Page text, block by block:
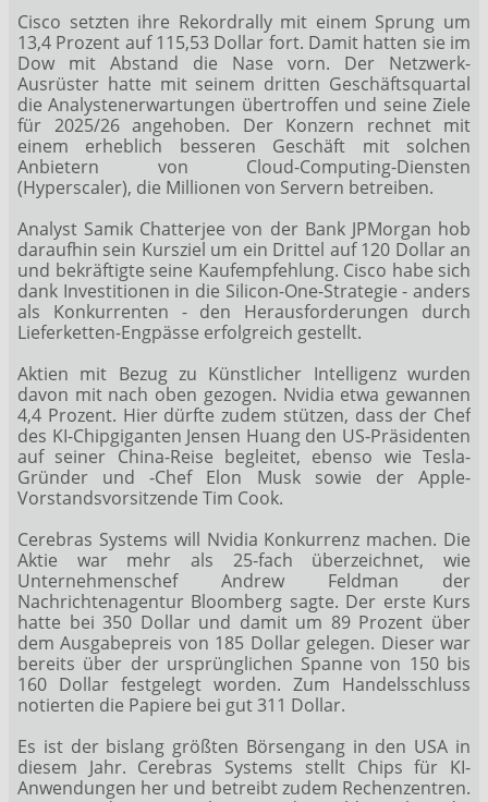
Cisco setzten ihre Rekordrally mit einem Sprung um
13,4 Prozent auf 115,53 Dollar fort. Damit hatten sie im
Dow mit Abstand die Nase vorn. Der Netzwerk-
Ausrüster hatte mit seinem dritten Geschäftsquartal
die Analystenerwartungen übertroffen und seine Ziele
für 2025/26 angehoben. Der Konzern rechnet mit
einem erheblich besseren Geschäft mit solchen
Anbietern von Cloud-Computing-Diensten
(Hyperscaler), die Millionen von Servern betreiben.
Analyst Samik Chatterjee von der Bank JPMorgan hob
daraufhin sein Kursziel um ein Drittel auf 120 Dollar an
und bekräftigte seine Kaufempfehlung. Cisco habe sich
dank Investitionen in die Silicon-One-Strategie - anders
als Konkurrenten - den Herausforderungen durch
Lieferketten-Engpässe erfolgreich gestellt.
Aktien mit Bezug zu Künstlicher Intelligenz wurden
davon mit nach oben gezogen. Nvidia etwa gewannen
4,4 Prozent. Hier dürfte zudem stützen, dass der Chef
des KI-Chipgiganten Jensen Huang den US-Präsidenten
auf seiner China-Reise begleitet, ebenso wie Tesla-
Gründer und -Chef Elon Musk sowie der Apple-
Vorstandsvorsitzende Tim Cook.
Cerebras Systems will Nvidia Konkurrenz machen. Die
Aktie war mehr als 25-fach überzeichnet, wie
Unternehmenschef Andrew Feldman der
Nachrichtenagentur Bloomberg sagte. Der erste Kurs
hatte bei 350 Dollar und damit um 89 Prozent über
dem Ausgabepreis von 185 Dollar gelegen. Dieser war
bereits über der ursprünglichen Spanne von 150 bis
160 Dollar festgelegt worden. Zum Handelsschluss
notierten die Papiere bei gut 311 Dollar.
Es ist der bislang größten Börsengang in den USA in
diesem Jahr. Cerebras Systems stellt Chips für KI-
Anwendungen her und betreibt zudem Rechenzentren.